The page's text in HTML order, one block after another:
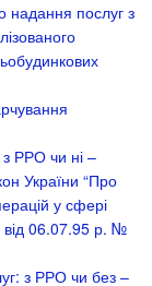
надання послуг з
РРО чи ні –
України “Про
у сфері
від 06.07.95 р. №
з РРО чи без –